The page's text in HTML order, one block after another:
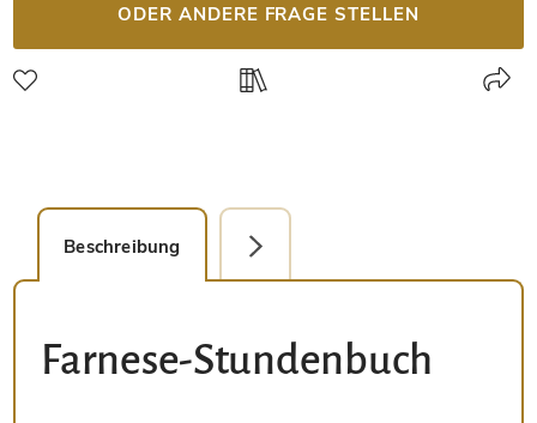
ODER ANDERE FRAGE STELLEN
Beschreibung Detailbild
Farnese-Stundenbuch